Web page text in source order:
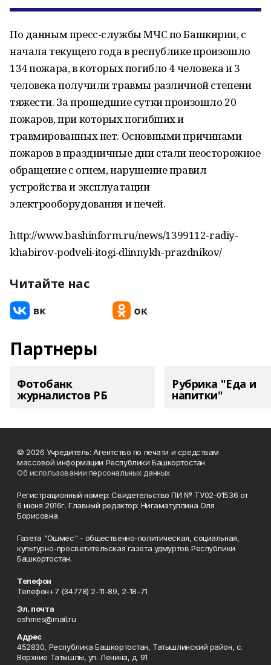
По данным пресс-службы МЧС по Башкирии, с
начала текущего года в республике произошло
134 пожара, в которых погибло 4 человека и 3
человека получили травмы различной степени
тяжести. За прошедшие сутки произошло 20
пожаров, при которых погибших и
травмированных нет. Основными причинами
пожаров в праздничные дни стали неосторожное
обращение с огнем, нарушение правил
устройства и эксплуатации
электрооборудования и печей.
http://www.bashinform.ru/news/1399112-radiy-
khabirov-podveli-itogi-dlinnykh-prazdnikov/
Читайте нас
Партнеры
Фотобанк
журналистов РБ
Рубрика "Еда и
напитки"
© 2026 Учредитель: Агентство по печати и средствам
массовой информации Республики Башкортостан
Об использовании персональных данных
Регистрационный номер: Свидетельство ПИ № ТУ02-01536 от
6 июня 2016г. Главный редактор: Нигаматуллина Оля
Борисовна
Газета "Ошмес" - общественно-политическая, социальная,
культурно-просветительская газета удмуртов Республики
Башкортостан.
Телефон
Телефон+7 (34778) 2-11-89, 2-18-71
Эл. почта
oshmes@mail.ru
Адрес
452830, Республика Башкортостан, Татышлинский район, с.
Верхние Татышлы, ул. Ленина, д. 91